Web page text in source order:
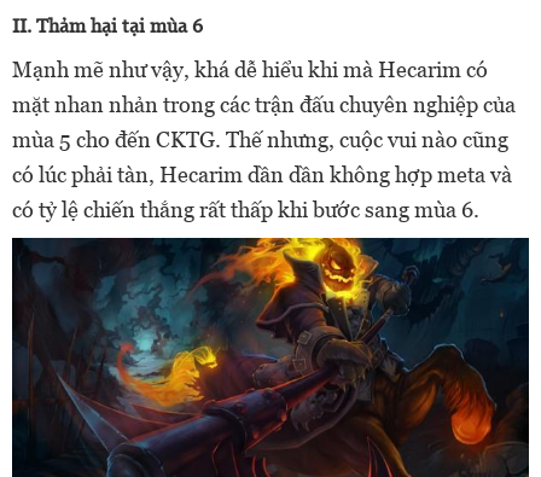
II. Thảm hại tại mùa 6
Mạnh mẽ như vậy, khá dễ hiểu khi mà Hecarim có
mặt nhan nhản trong các trận đấu chuyên nghiệp của
mùa 5 cho đến CKTG. Thế nhưng, cuộc vui nào cũng
có lúc phải tàn, Hecarim dần dần không hợp meta và
có tỷ lệ chiến thắng rất thấp khi bước sang mùa 6.